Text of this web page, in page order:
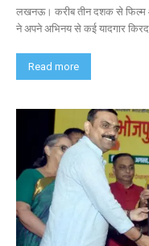
लखनऊ। करीब तीन दशक से फिल्म
ने अपने अभिनय से कई यादगार
Read more